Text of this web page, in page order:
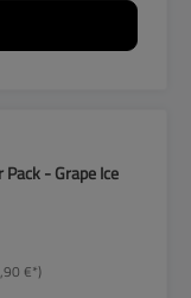
- Grape Ice
€*)